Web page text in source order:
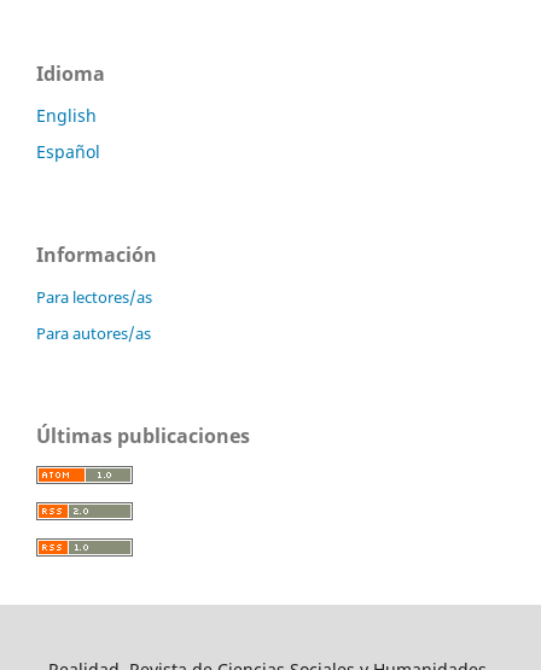
Idioma
English
Español
Información
Para lectores/as
Para autores/as
Últimas publicaciones